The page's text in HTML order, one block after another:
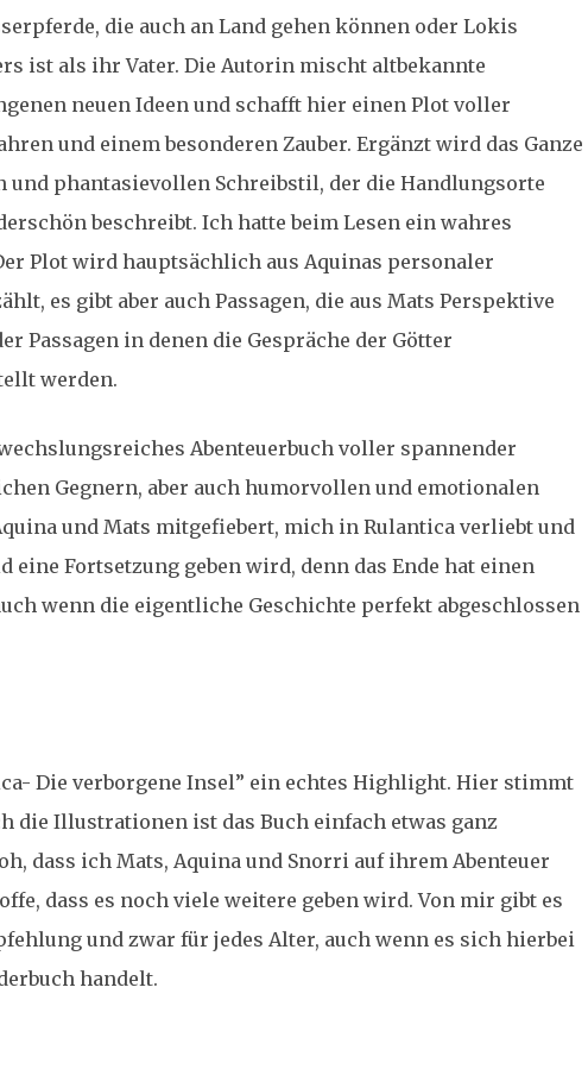
die auch an Land gehen können oder Lokis
ist als ihr Vater. Die Autorin mischt altbekannte
neuen Ideen und schafft hier einen Plot voller
und einem besonderen Zauber. Ergänzt wird das Ganze
und phantasievollen Schreibstil, der die Handlungsorte
beschreibt. Ich hatte beim Lesen ein wahres
Plot wird hauptsächlich aus Aquinas personaler
es gibt aber auch Passagen, die aus Mats Perspektive
Passagen in denen die Gespräche der Götter
werden.
Abenteuerbuch voller spannender
Gegnern, aber auch humorvollen und emotionalen
und Mats mitgefiebert, mich in Rulantica verliebt und
eine Fortsetzung geben wird, denn das Ende hat einen
wenn die eigentliche Geschichte perfekt abgeschlossen
Die verborgene Insel” ein echtes Highlight. Hier stimmt
die Illustrationen ist das Buch einfach etwas ganz
dass ich Mats, Aquina und Snorri auf ihrem Abenteuer
dass es noch viele weitere geben wird. Von mir gibt es
und zwar für jedes Alter, auch wenn es sich hierbei
handelt.